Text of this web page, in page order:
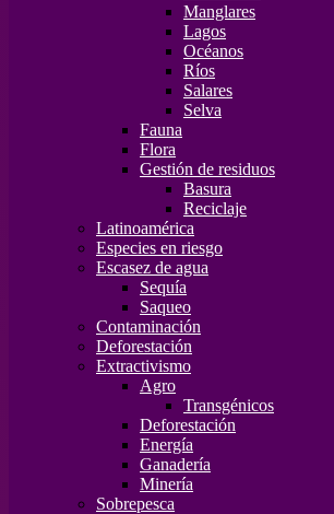
Manglares
Lagos
Océanos
Ríos
Salares
Selva
Fauna
Flora
Gestión de residuos
Basura
Reciclaje
Latinoamérica
Especies en riesgo
Escasez de agua
Sequía
Saqueo
Contaminación
Deforestación
Extractivismo
Agro
Transgénicos
Deforestación
Energía
Ganadería
Minería
Sobrepesca